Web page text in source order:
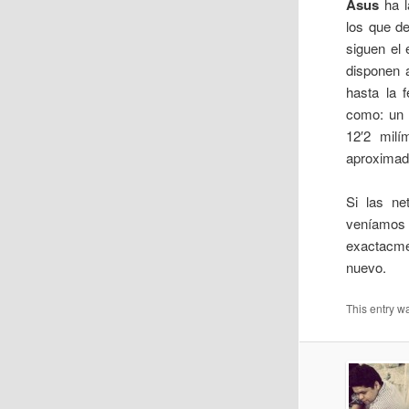
Asus ha
los que
siguen el
disponen
hasta la
como: un
12′2
Si las
nuevo.
This entry